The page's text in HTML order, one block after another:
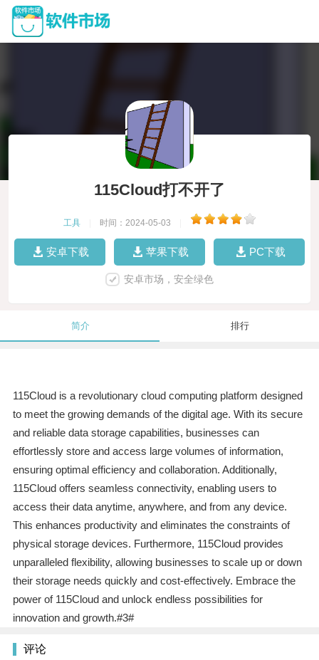
115Cloud打不开了
工具 时间：2024-05-03
安卓下载 苹果下载 PC下载
安卓市场，安全绿色
简介 排行
115Cloud is a revolutionary cloud computing platform designed
to meet the growing demands of the digital age. With its secure
and reliable data storage capabilities, businesses can
effortlessly store and access large volumes of information,
ensuring optimal efficiency and collaboration. Additionally,
115Cloud offers seamless connectivity, enabling users to
access their data anytime, anywhere, and from any device.
This enhances productivity and eliminates the constraints of
physical storage devices. Furthermore, 115Cloud provides
unparalleled flexibility, allowing businesses to scale up or down
their storage needs quickly and cost-effectively. Embrace the
power of 115Cloud and unlock endless possibilities for
innovation and growth.#3#
评论